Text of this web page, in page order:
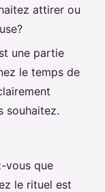
attirer ou
une partie
le temps de
souhaitez.
vous que
le rituel est